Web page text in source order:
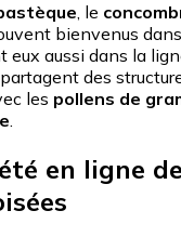
, le
bienvenus
eux aussi dans la
des
les pollens de
.
en ligne